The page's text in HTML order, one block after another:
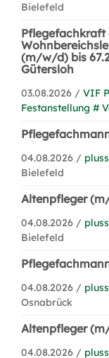
Bielefeld
Pflegefachkraft
(m/w/d) bis
Gütersloh
03.08.2026 / VIF
Festanstellung #
04.08.2026 /
Bielefeld
Altenpfleger
04.08.2026 /
Bielefeld
04.08.2026 /
Osnabrück
Altenpfleger
04.08.2026 /